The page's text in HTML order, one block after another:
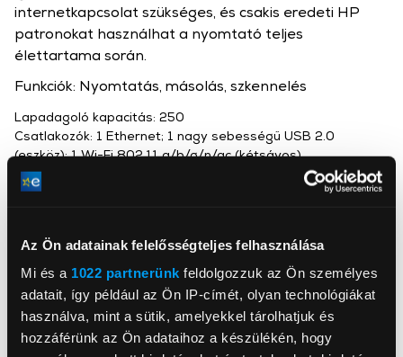
Az Ön adatainak felelősségteljes felhasználása
Mi és a 1022 partnerünk feldolgozzuk az Ön személyes
adatait, így például az Ön IP-címét, olyan technológiákat
használva, mint a sütik, amelyekkel tárolhatjuk és
hozzáférünk az Ön adataihoz a készülékén, hogy
HP Inc Magyarország Kft.
www8.hp.com/hu
internetkapcsolat szükséges, és csakis eredeti HP
patronokat használhat a nyomtató teljes
élettartama során.
Funkciók: Nyomtatás, másolás, szkennelés
Lapadagoló kapacitás: 250
Csatlakozók: 1 Ethernet; 1 nagy sebességű USB 2.0
(eszköz); 1 Wi-Fi 802.11 a/b/g/n/ac (kétsávos)